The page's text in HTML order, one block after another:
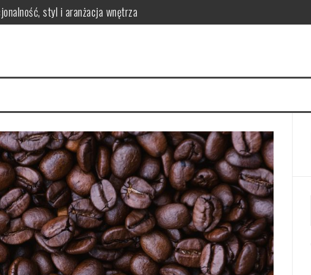
dla efektywnego uszczelnienia w maszynach przemysłowych
Kluczowe korzyści dla zdrowia jamy ustnej
przygotować zdrowy i smaczny posiłek dla malucha?
po asortymencie i doradztwie ekspertów